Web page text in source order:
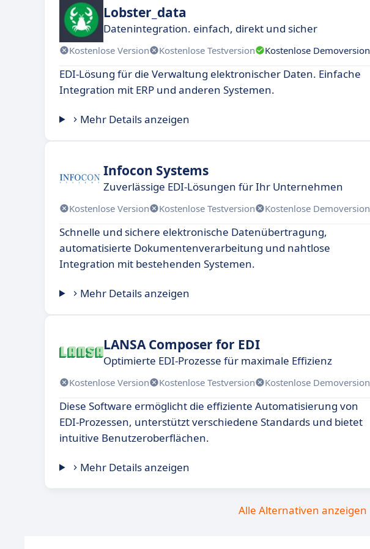
Lobster_data
Datenintegration. einfach, direkt und sicher
Kostenlose Version Kostenlose Testversion Kostenlose Demoversion
EDI-Lösung für die Verwaltung elektronischer Daten. Einfache
Integration mit ERP und anderen Systemen.
Mehr Details anzeigen
Infocon Systems
Zuverlässige EDI-Lösungen für Ihr Unternehmen
Kostenlose Version Kostenlose Testversion Kostenlose Demoversion
Schnelle und sichere elektronische Datenübertragung,
automatisierte Dokumentenverarbeitung und nahtlose
Integration mit bestehenden Systemen.
Mehr Details anzeigen
LANSA Composer for EDI
Optimierte EDI-Prozesse für maximale Effizienz
Kostenlose Version Kostenlose Testversion Kostenlose Demoversion
Diese Software ermöglicht die effiziente Automatisierung von
EDI-Prozessen, unterstützt verschiedene Standards und bietet
intuitive Benutzeroberflächen.
Mehr Details anzeigen
Alle Alternativen anzeigen